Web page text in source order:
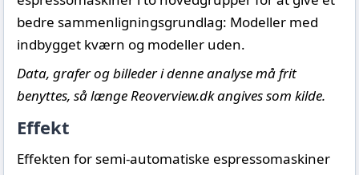
bedre sammenligningsgrundlag: Modeller med
indbygget kværn og modeller uden.
Data, grafer og billeder i denne analyse må frit
benyttes, så længe Reoverview.dk angives som kilde.
Effekt
Effekten for semi-automatiske espressomaskiner